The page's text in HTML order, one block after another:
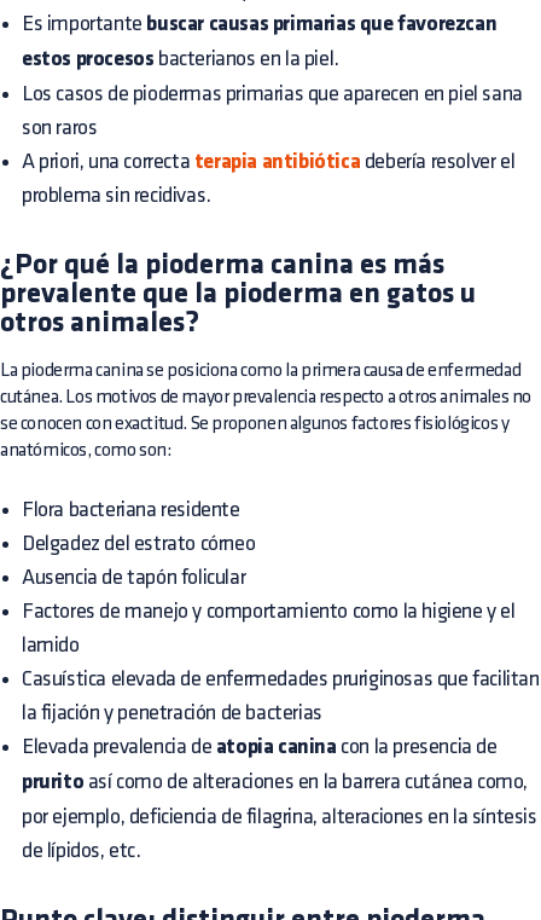
Es importante buscar causas primarias que favorezcan
estos procesos bacterianos en la piel.
Los casos de piodermas primarias que aparecen en piel sana
son raros
A priori, una correcta terapia antibiótica debería resolver el
problema sin recidivas.
¿Por qué la pioderma canina es más
prevalente que la pioderma en gatos u
otros animales?
La pioderma canina se posiciona como la primera causa de enfermedad
cutánea. Los motivos de mayor prevalencia respecto a otros animales no
se conocen con exactitud. Se proponen algunos factores fisiológicos y
anatómicos, como son:
Flora bacteriana residente
Delgadez del estrato córneo
Ausencia de tapón folicular
Factores de manejo y comportamiento como la higiene y el
lamido
Casuística elevada de enfermedades pruriginosas que facilitan
la fijación y penetración de bacterias
Elevada prevalencia de atopia canina con la presencia de
prurito así como de alteraciones en la barrera cutánea como,
por ejemplo, deficiencia de filagrina, alteraciones en la síntesis
de lípidos, etc.